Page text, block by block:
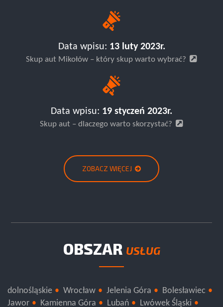
Data wpisu: 13 luty 2023r.
Skup aut Mikołów – który skup warto wybrać?
Data wpisu: 19 styczeń 2023r.
Skup aut – dlaczego warto skorzystać?
ZOBACZ WIĘCEJ
OBSZAR USŁUG
dolnośląskie Wrocław Jelenia Góra
Bolesławiec